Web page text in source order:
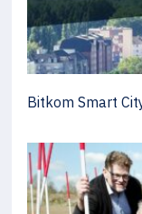
Bitkom Smart